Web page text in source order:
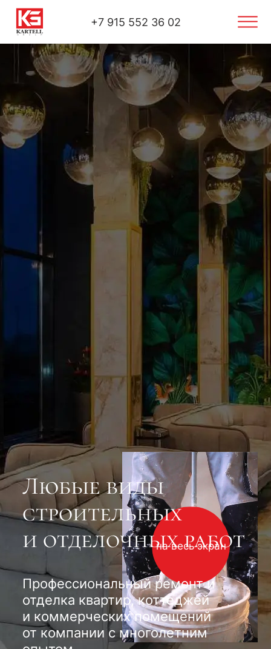
+7 915 552 36 02
на весь экран
Любые виды
строительных
и отделочных работ
Профессиональный ремонт и
отделка квартир, коттеджей
и коммерческих помещений
от компании с многолетним